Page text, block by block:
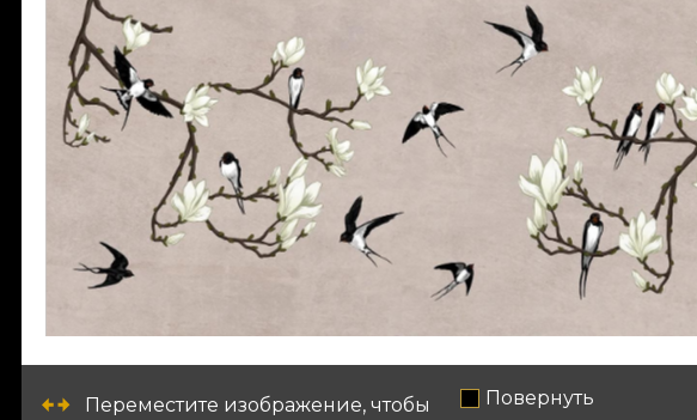
Переместите изображение, чтобы
Повернуть